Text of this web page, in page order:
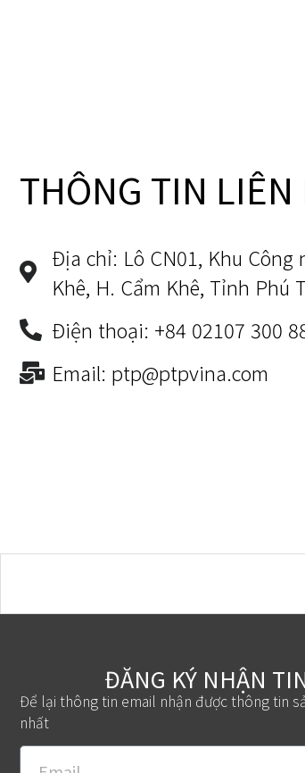
THÔNG TIN LIÊN
Địa chỉ: Lô CN01, Khu
Khê, H. Cẩm Khê, Tỉnh Phú
Điện thoại: +84 02107 300
Email: ptp@ptpvina.com
ĐĂNG KÝ NHẬN
Để lại thông tin email nhận được thông tin
nhất